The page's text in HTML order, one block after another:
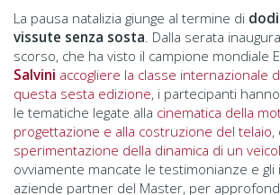
La pausa natalizia giunge al termine di
vissute senza sosta. Dalla serata
scorso, che ha visto il campione mondiale
Salvini accogliere la classe internazionale
questa sesta edizione, i partecipanti
le tematiche legate alla cinematica della
progettazione e alla costruzione del telaio,
sperimentazione della dinamica di un
ovviamente mancate le testimonianze e
aziende partner del Master, per